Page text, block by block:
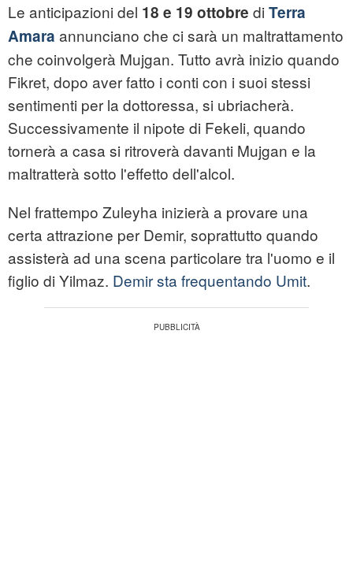
Le anticipazioni del 18 e 19 ottobre di Terra
Amara annunciano che ci sarà un maltrattamento
che coinvolgerà Mujgan. Tutto avrà inizio quando
Fikret, dopo aver fatto i conti con i suoi stessi
sentimenti per la dottoressa, si ubriacherà.
Successivamente il nipote di Fekeli, quando
tornerà a casa si ritroverà davanti Mujgan e la
maltratterà sotto l'effetto dell'alcol.
Nel frattempo Zuleyha inizierà a provare una
certa attrazione per Demir, soprattutto quando
assisterà ad una scena particolare tra l'uomo e il
figlio di Yilmaz. Demir sta frequentando Umit.